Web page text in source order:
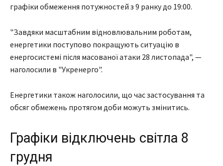
графіки обмеження потужностей з 9 ранку до 19:00.
"Завдяки масштабним відновлювальним роботам,
енергетики поступово покращують ситуацію в
енергосистемі після масованої атаки 28 листопада", —
наголосили в "Укренерго".
Енергетики також наголосили, що час застосування та
обсяг обмежень протягом доби можуть змінитись.
Графіки відключень світла 8
грудня